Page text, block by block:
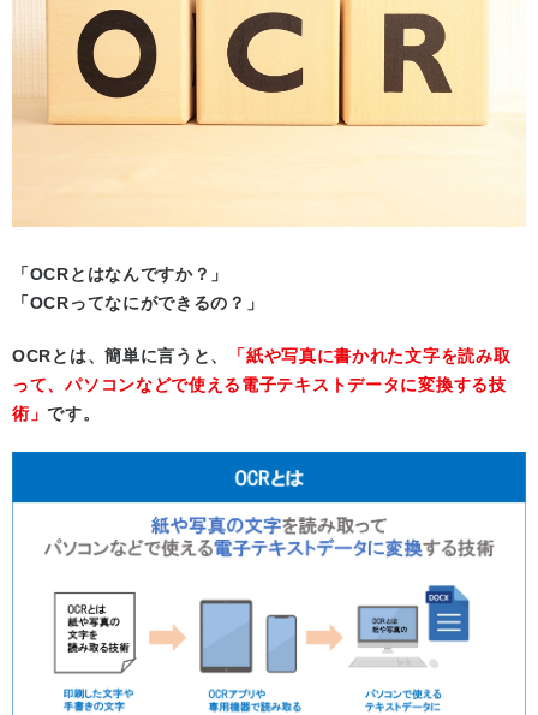
「OCRとはなんですか？」
「OCRってなにができるの？」
OCRとは、簡単に言うと、
「紙や写真に書かれた文字を読み取
って、パソコンなどで使える電子テキストデータに変換する技
術」です。